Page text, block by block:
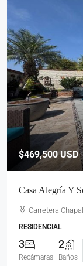
$469,500USD
Casa Alegría Y
Carretera
RESIDENCIAL
3
Recámaras
2
Baños